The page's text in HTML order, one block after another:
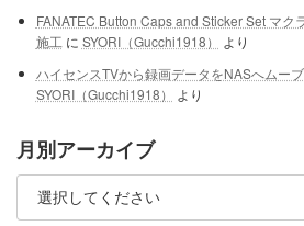
FANATEC Button Caps and Sticker Set マク
施工 に SYORI（Gucchi1918）
より
ハイセンスTVから録画データをNASへムー
SYORI（Gucchi1918）
より
月別アーカイブ